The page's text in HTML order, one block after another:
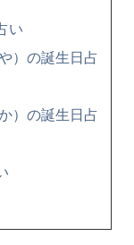
い
）の誕生日占
）の誕生日占